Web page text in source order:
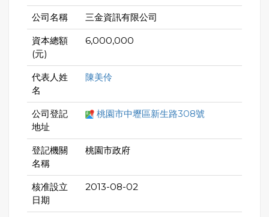
公司名稱 三金資訊有限公司
資本總額
(元)
6,000,000
代表人姓
名
陳美伶
公司登記
地址
桃園市中壢區新生路308號
登記機關
名稱
桃園市政府
核准設立
日期
2013-08-02